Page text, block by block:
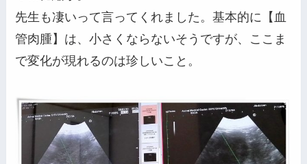
先生も凄いって言ってくれました。基本的に【血
管肉腫】は、小さくならないそうですが、ここま
で変化が現れるのは珍しいこと。